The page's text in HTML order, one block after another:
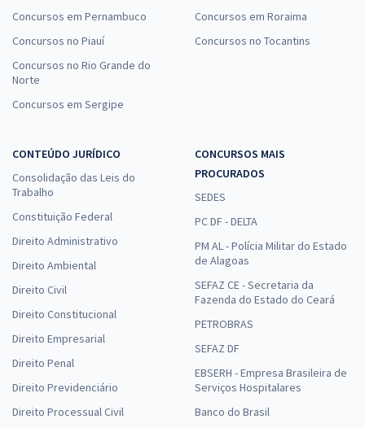
Concursos em Pernambuco
Concursos no Piauí
Concursos no Rio Grande do
Norte
Concursos em Sergipe
Concursos em Roraima
Concursos no Tocantins
CONTEÚDO JURÍDICO
Consolidação das Leis do
Trabalho
Constituição Federal
Direito Administrativo
Direito Ambiental
Direito Civil
Direito Constitucional
Direito Empresarial
Direito Penal
Direito Previdenciário
Direito Processual Civil
CONCURSOS MAIS
PROCURADOS
SEDES
PC DF - DELTA
PM AL - Polícia Militar do Estado
de Alagoas
SEFAZ CE - Secretaria da
Fazenda do Estado do Ceará
PETROBRAS
SEFAZ DF
EBSERH - Empresa Brasileira de
Serviços Hospitalares
Banco do Brasil